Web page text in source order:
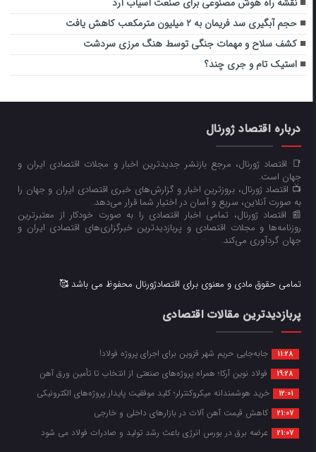
حجم آبگیری سد فریمان به ۲ میلیون مترمکعب کاهش یافت
کشف سلاح و مهمات جنگی توسط هنگ مرزی سردشت
استیک تام و جری چند؟
درباره اقتصاد ژورنال
📑 اقتصاد ژورنال، مرجع بازنشر جدیدترین اخبار و مجلات اقتصادی ایران و
جهان است.
📺 اقتصاد ژورنال، بروزترین اخبار و گزارش‌های خبری اقتصادی ایران و جهان را
به صورت آنلاین، سریع و آسان در اختیار شما قرار می‌‌دهد.
📰 اقتصاد ژورنال، تمامی اخبار اقتصادی را به صورت خودکار از معتبرترین
روزنامه‌ها و مجلات اقتصادی و پربازدیدترین خبرگزاری‌های اقتصادی ایران و
جهان گردآوری می‌کند.
تمامی حقوق مادی و معنوی برای اقتصادژورنال محفوظ می باشد 🥰
پربازدیدترین مقالات اقتصادی
11:28 جابه‌جایی حریم شهر قزوین برای اجرای پروژه فولاد!
19:28 فولاد نوین آرکا؛ همراه پروژه‌های صنعتی از انتخاب تا تأمین ورق آهن
12:01 خرید هوشمندانه میکروکنترلر؛ کلید موفقیت پایدار پروژه‌های الکترونیکی
21:07 کاهش قیمت آهن آلات در بازارهای داخلی و خارجی
21:07 عرضه برق در بورس انرژی باعث رشد تولید و صادرات فولاد می شود